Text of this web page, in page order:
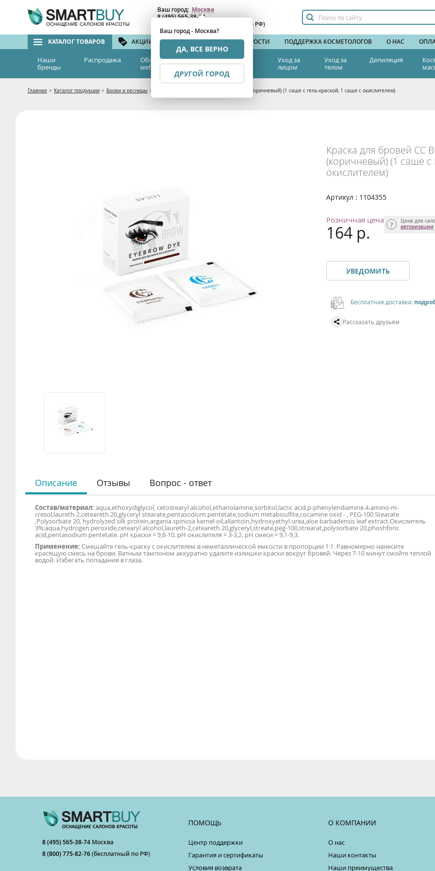
ОСНАЩЕНИЕ САЛОНОВ КРАСОТЫ
Ваш город: Москва
Ваш город - Москва?
ДА, ВСЕ ВЕРНО
ДРУГОЙ ГОРОД
8 (495) 565-38-74
(бесплатный по РФ)
КАТАЛОГ ТОВАРОВ АКЦИИ И СКИДКИ БРЕНДЫ НОВОСТИ ПОДДЕРЖКА КОСМЕТОЛОГОВ О НАС
Наши
бренды
Распродажа
Оборудование и
мебель
Эстетическая
медицина
Уход за
лицом
Уход за
телом
Депиляция
Главная > Каталог продукции > Брови и ресницы > Краска для бровей CC Brow 1+1, brown (коричневый) (1 саше с гель-краской, 1 саше с окислителем)
Краска для бровей CC
(коричневый) (1 саше с
окислителем)
Артикул : 1104355
Розничная цена
164 р.
Цена для
авторизации
УВЕДОМИТЬ
Бесплатная доставка:
Рассказать друзьям
Описание
Состав/материал: aqua,ethoxydiglycol, cetostearyl alcohol,ethanolamine,sorbitol,lactic acid,p-phenylendiamine.4-amino-m-
cresol,laureth-2,ceteareth 20,glyceryl stearate,pentasodium pentetate,sodium metabisulfite,cocamine oxid - , PEG-100 Stearate
,Polysorbate 20, hydrolyzed silk protein,argania spinosa kernel oil,allantoin,hydroxyethyl urea,aloe barbadensis leaf extract.Окислитель
3%:aqua,hydrogen peroxide,cetearyl alcohol,laureth-2,ceteareth 20,glyceryl,streate,peg-100,strearat,polysorbate 20,phoshforic
acid,pentasodium pentetate. pH краски = 9,8-10. pH окислителя = 3-3,2. pH смеси = 9,1-9,3.
Применение: Смешайте гель-краску с окислителем в неметаллической емкости в пропорции 1:1. Равномерно нанесите
красящую смесь на брови. Ватным тампоном аккуратно удалите излишки краски вокруг бровей. Через 7-10 минут смойте теплой
водой. Избегать попадания в глаза.
Отзывы Вопрос - ответ
8 (495) 565-38-74 Москва
8 (800) 775-82-76(бесплатный по РФ)
ПОМОЩЬ
Центр поддержки
Гарантия и сертификаты
Условия возврата
О КОМПАНИИ
О нас
Наши контакты
Наши преимущества